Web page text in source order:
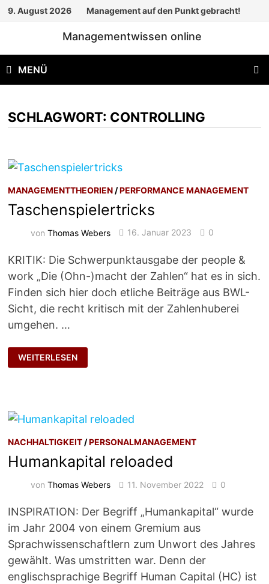
Zum
9. August 2026 Management auf den Punkt gebracht!
Managementwissen online
MENÜ
SCHLAGWORT: CONTROLLING
MANAGEMENTTHEORIEN /PERFORMANCE MANAGEMENT
Taschenspielertricks
vonThomas Webers 16. Januar 2023 0
KRITIK: Die Schwerpunktausgabe der people &
work „Die (Ohn-)macht der Zahlen“ hat es in sich.
Finden sich hier doch etliche Beiträge aus BWL-
Sicht, die recht kritisch mit der Zahlenhuberei
umgehen. …
TASCHENSPIELERTRICKS
WEITERLESEN
NACHHALTIGKEIT /PERSONALMANAGEMENT
Humankapital reloaded
vonThomas Webers 11. November 2022 0
INSPIRATION: Der Begriff „Humankapital“ wurde
im Jahr 2004 von einem Gremium aus
Sprachwissenschaftlern zum Unwort des Jahres
gewählt. Was umstritten war. Denn der
englischsprachige Begriff Human Capital (HC) ist